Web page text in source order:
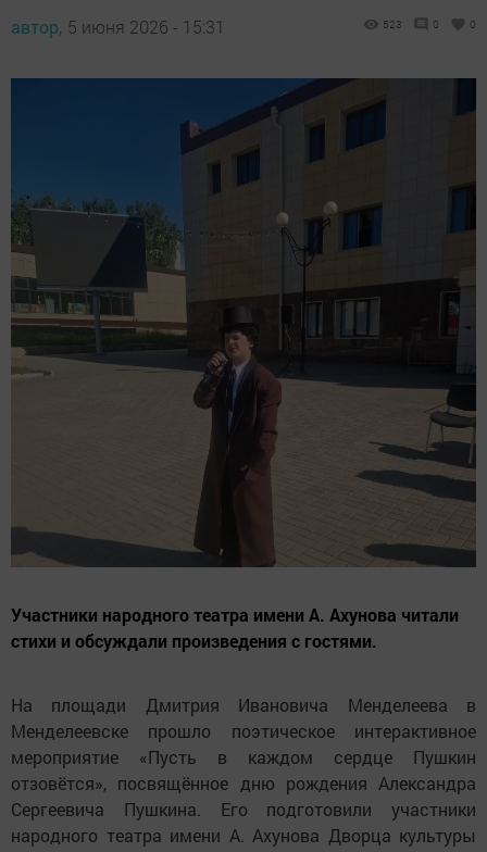
автор, 5 июня 2026 - 15:31 523 0 0
Участники народного театра имени А. Ахунова читали
стихи и обсуждали произведения с гостями.
На площади Дмитрия Ивановича Менделеева в
Менделеевске прошло поэтическое интерактивное
мероприятие «Пусть в каждом сердце Пушкин
отзовётся», посвящённое дню рождения Александра
Сергеевича Пушкина. Его подготовили участники
народного театра имени А. Ахунова Дворца культуры